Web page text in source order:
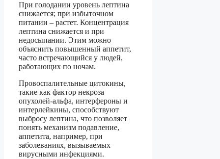
При голодании уровень лептина
снижается; при избыточном
питании – растет. Концентрация
лептина снижается и при
недосыпании. Этим можно
объяснить повышенный аппетит,
часто встречающийся у людей,
работающих по ночам.
Провоспалительные цитокины,
такие как фактор некроза
опухолей-альфа, интерфероны и
интерлейкины, способствуют
выбросу лептина, что позволяет
понять механизм подавление,
аппетита, например, при
заболеваниях, вызываемых
вирусными инфекциями.